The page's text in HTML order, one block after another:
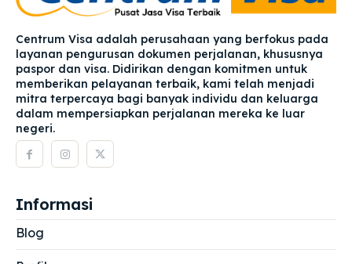
Centrum Visa adalah perusahaan yang berfokus pada
layanan pengurusan dokumen perjalanan, khususnya
paspor dan visa. Didirikan dengan komitmen untuk
memberikan pelayanan terbaik, kami telah menjadi
mitra terpercaya bagi banyak individu dan keluarga
dalam mempersiapkan perjalanan mereka ke luar
negeri.
Informasi
Blog